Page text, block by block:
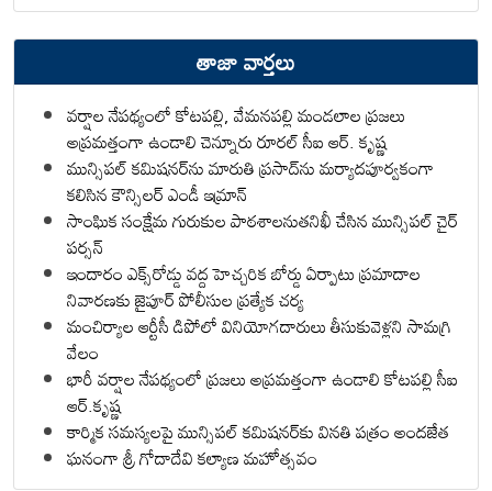
తాజా వార్తలు
వర్షాల నేపథ్యంలో కోటపల్లి, వేమనపల్లి మండలాల ప్రజలు
అప్రమత్తంగా ఉండాలి చెన్నూరు రూరల్ సీఐ ఆర్. కృష్ణ
మున్సిపల్ కమిషనర్‌ను మారుతి ప్రసాద్‌ను మర్యాదపూర్వకంగా
కలిసిన కౌన్సిలర్ ఎండీ ఇమ్రాన్ ​
సాంఘిక సంక్షేమ గురుకుల పాఠశాలనుతనిఖీ చేసిన మున్సిపల్ చైర్
పర్సన్
ఇందారం ఎక్స్‌రోడ్డు వద్ద హెచ్చరిక బోర్డు ఏర్పాటు ప్రమాదాల
నివారణకు జైపూర్ పోలీసుల ప్రత్యేక చర్య
మంచిర్యాల ఆర్టీసీ డిపోలో వినియోగదారులు తీసుకువెళ్లని సామగ్రి
వేలం
భారీ వర్షాల నేపథ్యంలో ప్రజలు అప్రమత్తంగా ఉండాలి కోటపల్లి సీఐ
ఆర్.కృష్ణ
కార్మిక సమస్యలపై మున్సిపల్ కమిషనర్‌కు వినతి పత్రం అందజేత
ఘనంగా శ్రీ గోదాదేవి కల్యాణ మహోత్సవం